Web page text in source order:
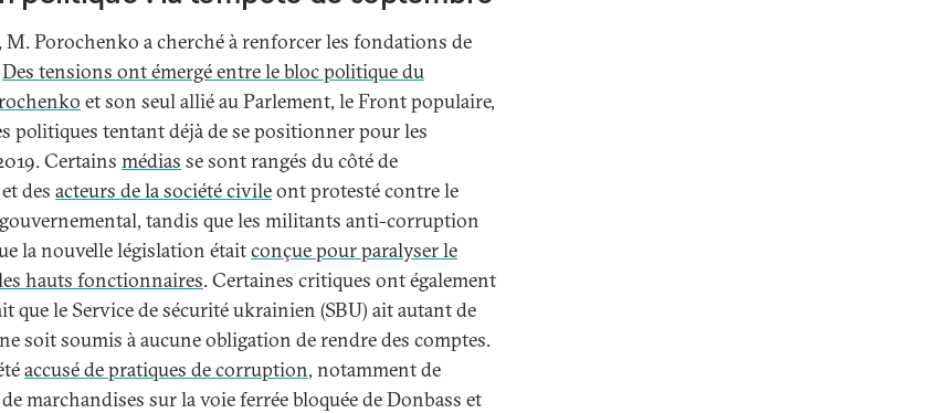
M. Porochenko a cherché à renforcer les fondations de
Des tensions ont émergé entre le bloc politique du
et son seul allié au Parlement, le Front populaire,
politiques tentant déjà de se positionner pour les
Certains médias se sont rangés du côté de
des acteurs de la société civileont protesté contre le
tandis que les militants anti-corruption
la nouvelle législation étaitconçue pour paralyser le
hauts fonctionnaires. Certaines critiques ont également
que le Service de sécurité ukrainien (SBU) ait autant de
soit soumis à aucune obligation de rendre des comptes.
accusé de pratiques de corruption, notamment de
marchandises sur la voie ferrée bloquée de Donbass et